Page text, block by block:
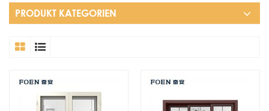
PRODUKT KATEGORIEN